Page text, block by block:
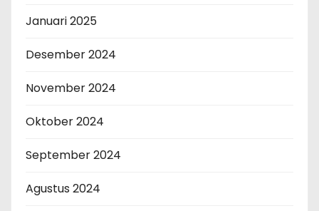
Januari 2025
Desember 2024
November 2024
Oktober 2024
September 2024
Agustus 2024